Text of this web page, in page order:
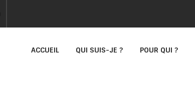
ACCUEIL QUI SUIS-JE ? POUR QUI ?